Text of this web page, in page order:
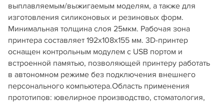
выплавляемым/выжигаемым моделям, а также для
изготовления силиконовых и резиновых форм.
Минимальная толщина слоя 25мкм. Рабочая зона
принтера составляет 192х108х155 мм. 3D-принтер
оснащен контрольным модулем с USB портом и
встроенной памятью, позволяющей принтеру работать
в автономном режиме без подключения внешнего
персонального компьютера.Область применения
прототипов: ювелирное производство, стоматология,